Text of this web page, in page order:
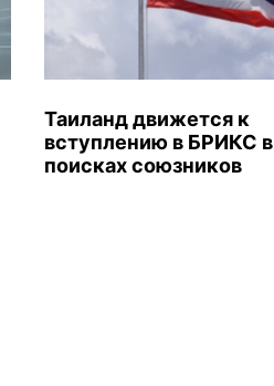
Таиланд движется к
вступлению в БРИКС в
поисках союзников